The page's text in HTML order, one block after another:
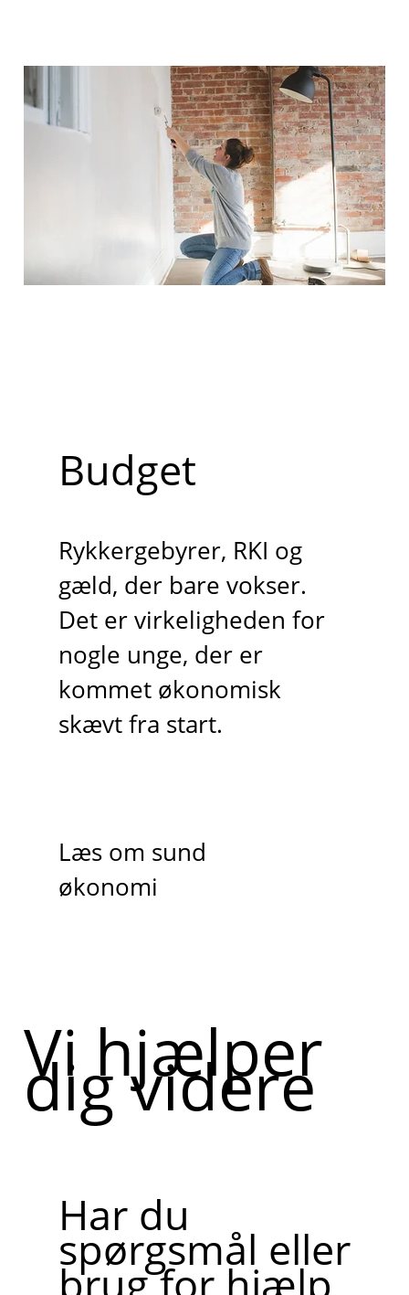
Budget
Rykkergebyrer, RKI og
gæld, der bare vokser.
Det er virkeligheden for
nogle unge, der er
kommet økonomisk
skævt fra start.
Læs om sund
økonomi
Vi hjælper
dig videre
Har du
spørgsmål eller
brug for hjælp,